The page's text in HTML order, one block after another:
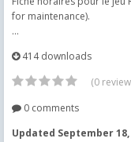
for maintenance).
...
414 downloads
(0
0 comments
Updated September 18,